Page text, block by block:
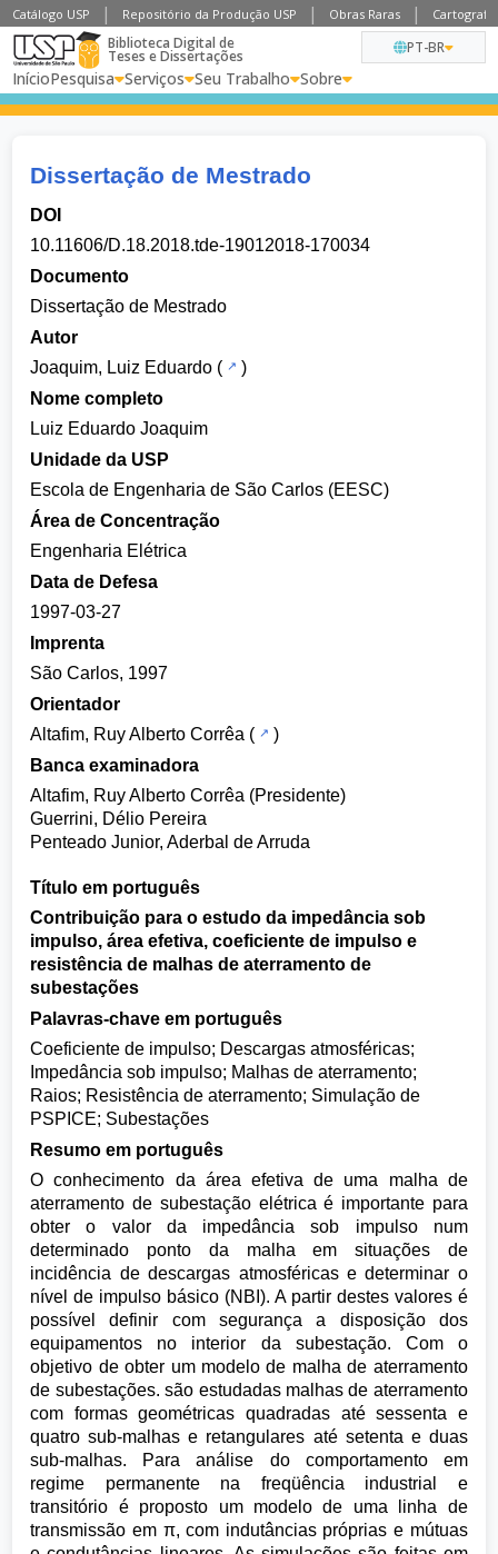
Catálogo USP Repositório da Produção USP Obras Raras
Biblioteca Digital de
Teses e Dissertações
InícioPesquisa Serviços Seu Trabalho Sobre
PT-BR
Dissertação de Mestrado
DOI
10.11606/D.18.2018.tde-19012018-170034
Documento
Dissertação de Mestrado
Autor
Joaquim, Luiz Eduardo (
)
Nome completo
Luiz Eduardo Joaquim
Unidade da USP
Escola de Engenharia de São Carlos (EESC)
Área de Concentração
Engenharia Elétrica
Data de Defesa
1997-03-27
Imprenta
São Carlos, 1997
Orientador
Altafim, Ruy Alberto Corrêa (
)
Banca examinadora
Altafim, Ruy Alberto Corrêa (Presidente)
Guerrini, Délio Pereira
Penteado Junior, Aderbal de Arruda
Título em português
Contribuição para o estudo da impedância sob
impulso, área efetiva, coeficiente de impulso e
resistência de malhas de aterramento de
subestações
Palavras-chave em português
Coeficiente de impulso; Descargas atmosféricas;
Impedância sob impulso; Malhas de aterramento;
Raios; Resistência de aterramento; Simulação de
PSPICE; Subestações
Resumo em português
O conhecimento da área efetiva de uma malha de
aterramento de subestação elétrica é importante para
obter o valor da impedância sob impulso num
determinado ponto da malha em situações de
incidência de descargas atmosféricas e determinar o
nível de impulso básico (NBI). A partir destes valores é
possível definir com segurança a disposição dos
equipamentos no interior da subestação. Com o
objetivo de obter um modelo de malha de aterramento
de subestações. são estudadas malhas de aterramento
com formas geométricas quadradas até sessenta e
quatro sub-malhas e retangulares até setenta e duas
sub-malhas. Para análise do comportamento em
regime permanente na freqüência industrial e
transitório é proposto um modelo de uma linha de
transmissão em π, com indutâncias próprias e mútuas